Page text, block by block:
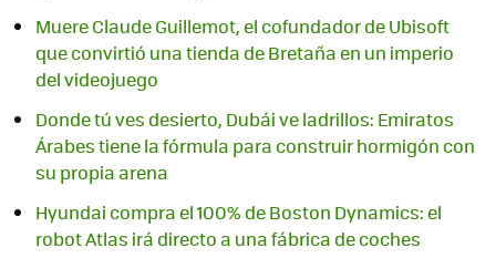
Muere Claude Guillemot, el cofundador de Ubisoft
que convirtió una tienda de Bretaña en un imperio
del videojuego
Donde tú ves desierto, Dubái ve ladrillos: Emiratos
Árabes tiene la fórmula para construir hormigón con
su propia arena
Hyundai compra el 100% de Boston Dynamics: el
robot Atlas irá directo a una fábrica de coches